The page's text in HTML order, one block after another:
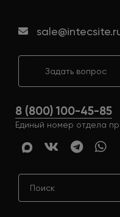
Задать вопрос
8 (800) 100-45-85
Единый номер отдела